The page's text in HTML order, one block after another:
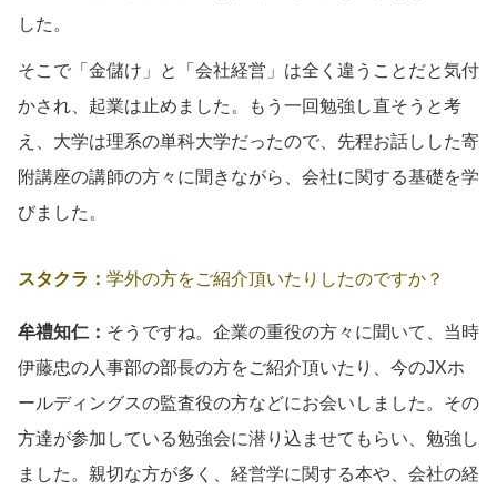
した。
そこで「金儲け」と「会社経営」は全く違うことだと気付
かされ、起業は止めました。もう一回勉強し直そうと考
え、大学は理系の単科大学だったので、先程お話しした寄
附講座の講師の方々に聞きながら、会社に関する基礎を学
びました。
スタクラ： 学外の方をご紹介頂いたりしたのですか？
牟禮知仁： そうですね。企業の重役の方々に聞いて、当時
伊藤忠の人事部の部長の方をご紹介頂いたり、今のJXホ
ールディングスの監査役の方などにお会いしました。その
方達が参加している勉強会に潜り込ませてもらい、勉強し
ました。親切な方が多く、経営学に関する本や、会社の経